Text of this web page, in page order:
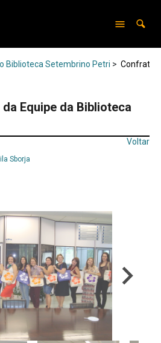
Biblioteca Setembrino Petri >
Equipe da Biblioteca
Voltar
Sborja